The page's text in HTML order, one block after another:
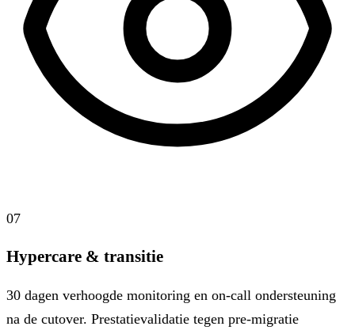
07
Hypercare & transitie
30 dagen verhoogde monitoring en on-call ondersteuning
na de cutover. Prestatievalidatie tegen pre-migratie